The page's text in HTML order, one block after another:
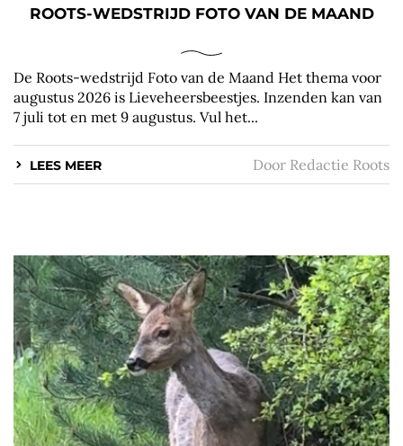
ROOTS-WEDSTRIJD FOTO VAN DE MAAND
De Roots-wedstrijd Foto van de Maand Het thema voor
augustus 2026 is Lieveheersbeestjes. Inzenden kan van
7 juli tot en met 9 augustus. Vul het...
LEES MEER Door Redactie Roots